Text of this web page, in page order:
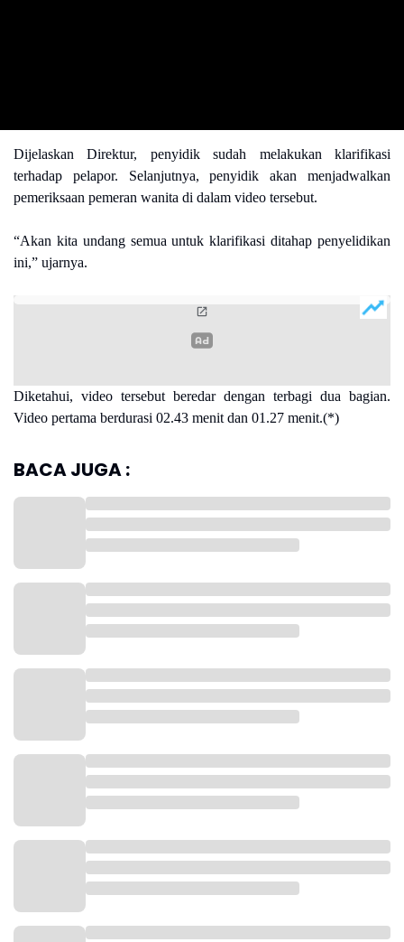
Dijelaskan Direktur, penyidik sudah melakukan klarifikasi
terhadap pelapor. Selanjutnya, penyidik akan menjadwalkan
pemeriksaan pemeran wanita di dalam video tersebut.
“Akan kita undang semua untuk klarifikasi ditahap penyelidikan
ini,” ujarnya.
Diketahui, video tersebut beredar dengan terbagi dua bagian.
Video pertama berdurasi 02.43 menit dan 01.27 menit.(*)
BACA JUGA :